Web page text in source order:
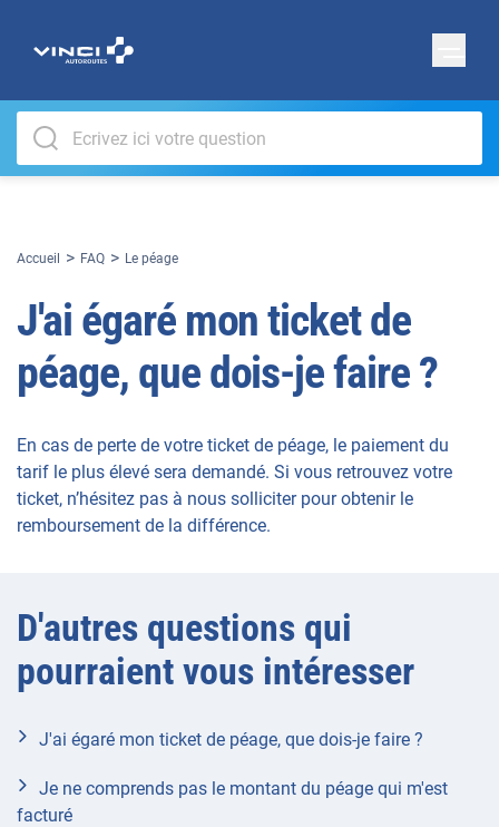
Accueil FAQ Le péage
J'ai égaré mon ticket de
péage, que dois-je faire ?
En cas de perte de votre ticket de péage, le paiement du
tarif le plus élevé sera demandé. Si vous retrouvez votre
ticket, n’hésitez pas à nous solliciter pour obtenir le
remboursement de la différence.
D'autres questions qui
pourraient vous intéresser
J'ai égaré mon ticket de péage, que dois-je faire ?
Je ne comprends pas le montant du péage qui m'est
facturé